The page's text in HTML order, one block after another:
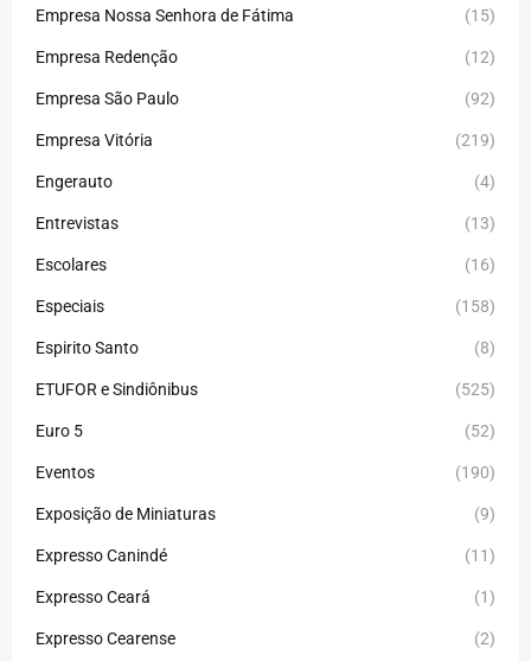
Empresa Nossa Senhora de Fátima (15)
Empresa Redenção (12)
Empresa São Paulo (92)
Empresa Vitória (219)
Engerauto (4)
Entrevistas (13)
Escolares (16)
Especiais (158)
Espirito Santo (8)
ETUFOR e Sindiônibus (525)
Euro 5 (52)
Eventos (190)
Exposição de Miniaturas (9)
Expresso Canindé (11)
Expresso Ceará (1)
Expresso Cearense (2)